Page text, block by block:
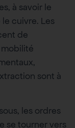
à savoir le
cuivre. Les
de
sont à
les ordres
se tourner vers